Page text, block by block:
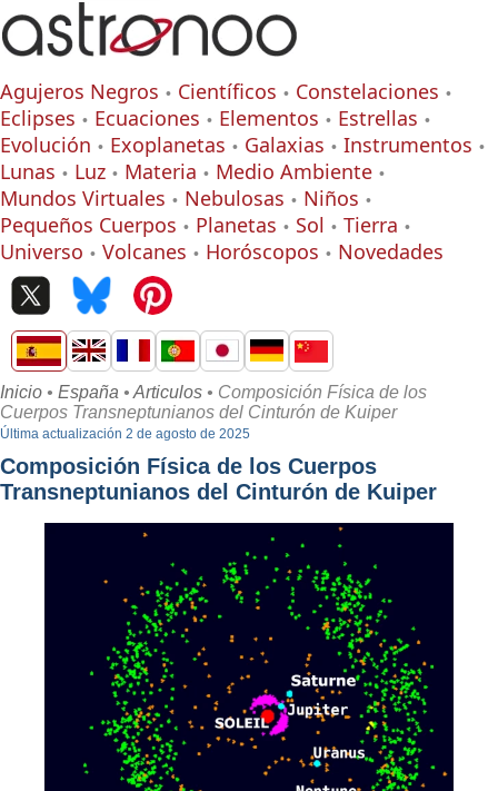
Agujeros Negros Científicos
Constelaciones
Eclipses
Ecuaciones Elementos
Estrellas
Evolución
Exoplanetas Galaxias
Instrumentos
Lunas
Luz Materia
Medio Ambiente
Mundos Virtuales
Nebulosas
Niños
Pequeños Cuerpos
Planetas Sol
Tierra
Universo
Volcanes Horóscopos Novedades
Inicio • España • Articulos • Composición Física de los
Cuerpos Transneptunianos del Cinturón de Kuiper
Última actualización 2 de agosto de 2025
Composición Física de los Cuerpos
Transneptunianos del Cinturón de Kuiper